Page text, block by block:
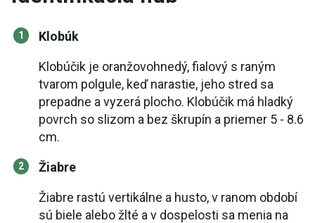
Klobúk
Klobúčik je oranžovohnedý, fialový s raným
tvarom polgule, keď narastie, jeho stred sa
prepadne a vyzerá plocho. Klobúčik má hladký
povrch so slizom a bez škrupín a priemer 5 - 8.6
cm.
Žiabre
Žiabre rastú vertikálne a husto, v ranom období
sú biele alebo žlté a v dospelosti sa menia na